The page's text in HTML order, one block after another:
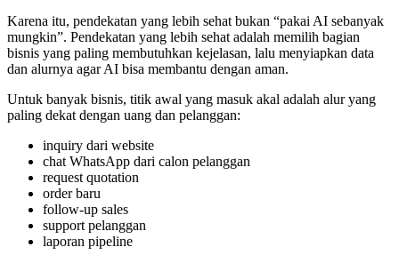
Karena itu, pendekatan yang lebih sehat bukan “pakai AI sebanyak
mungkin”. Pendekatan yang lebih sehat adalah memilih bagian
bisnis yang paling membutuhkan kejelasan, lalu menyiapkan data
dan alurnya agar AI bisa membantu dengan aman.
Untuk banyak bisnis, titik awal yang masuk akal adalah alur yang
paling dekat dengan uang dan pelanggan:
inquiry dari website
chat WhatsApp dari calon pelanggan
request quotation
order baru
follow-up sales
support pelanggan
laporan pipeline